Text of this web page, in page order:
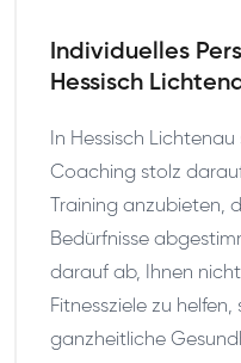
Individuelles
Hessisch
In Hessisch
Coaching stolz
Training anzubieten,
Bedürfnisse
darauf ab, Ihnen
Fitnessziele zu
ganzheitliche